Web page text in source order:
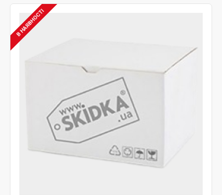
В НАЯВНОСТІ